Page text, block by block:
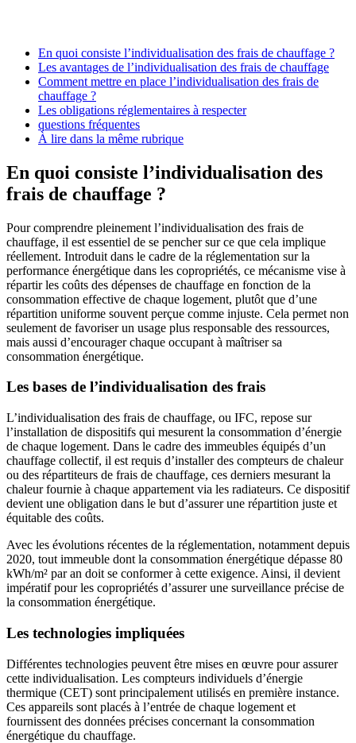
En quoi consiste l’individualisation des frais de chauffage ?
Les avantages de l’individualisation des frais de chauffage
Comment mettre en place l’individualisation des frais de
chauffage ?
Les obligations réglementaires à respecter
questions fréquentes
À lire dans la même rubrique
En quoi consiste l’individualisation des
frais de chauffage ?
Pour comprendre pleinement l’individualisation des frais de
chauffage, il est essentiel de se pencher sur ce que cela implique
réellement. Introduit dans le cadre de la réglementation sur la
performance énergétique dans les copropriétés, ce mécanisme vise à
répartir les coûts des dépenses de chauffage en fonction de la
consommation effective de chaque logement, plutôt que d’une
répartition uniforme souvent perçue comme injuste. Cela permet non
seulement de favoriser un usage plus responsable des ressources,
mais aussi d’encourager chaque occupant à maîtriser sa
consommation énergétique.
Les bases de l’individualisation des frais
L’individualisation des frais de chauffage, ou IFC, repose sur
l’installation de dispositifs qui mesurent la consommation d’énergie
de chaque logement. Dans le cadre des immeubles équipés d’un
chauffage collectif, il est requis d’installer des compteurs de chaleur
ou des répartiteurs de frais de chauffage, ces derniers mesurant la
chaleur fournie à chaque appartement via les radiateurs. Ce dispositif
devient une obligation dans le but d’assurer une répartition juste et
équitable des coûts.
Avec les évolutions récentes de la réglementation, notamment depuis
2020, tout immeuble dont la consommation énergétique dépasse 80
kWh/m² par an doit se conformer à cette exigence. Ainsi, il devient
impératif pour les copropriétés d’assurer une surveillance précise de
la consommation énergétique.
Les technologies impliquées
Différentes technologies peuvent être mises en œuvre pour assurer
cette individualisation. Les compteurs individuels d’énergie
thermique (CET) sont principalement utilisés en première instance.
Ces appareils sont placés à l’entrée de chaque logement et
fournissent des données précises concernant la consommation
énergétique du chauffage.